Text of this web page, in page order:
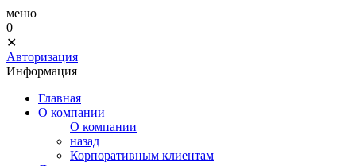
меню
0
✕
Авторизация
Информация
Главная
О компании
О компании
назад
Корпоративным клиентам